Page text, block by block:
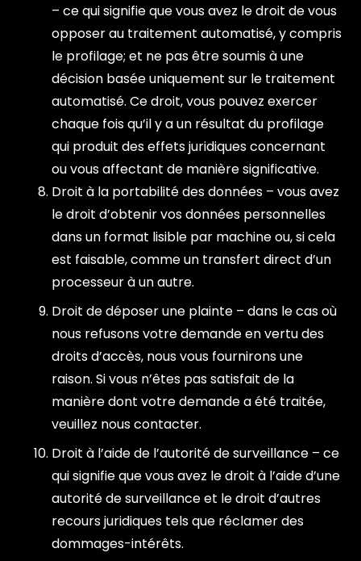
– ce qui signifie que vous avez le droit de vous
opposer au traitement automatisé, y compris
le profilage; et ne pas être soumis à une
décision basée uniquement sur le traitement
automatisé. Ce droit, vous pouvez exercer
chaque fois qu’il y a un résultat du profilage
qui produit des effets juridiques concernant
ou vous affectant de manière significative.
Droit à la portabilité des données – vous avez
le droit d’obtenir vos données personnelles
dans un format lisible par machine ou, si cela
est faisable, comme un transfert direct d’un
processeur à un autre.
Droit de déposer une plainte – dans le cas où
nous refusons votre demande en vertu des
droits d’accès, nous vous fournirons une
raison. Si vous n’êtes pas satisfait de la
manière dont votre demande a été traitée,
veuillez nous contacter.
Droit à l’aide de l’autorité de surveillance – ce
qui signifie que vous avez le droit à l’aide d’une
autorité de surveillance et le droit d’autres
recours juridiques tels que réclamer des
dommages-intérêts.